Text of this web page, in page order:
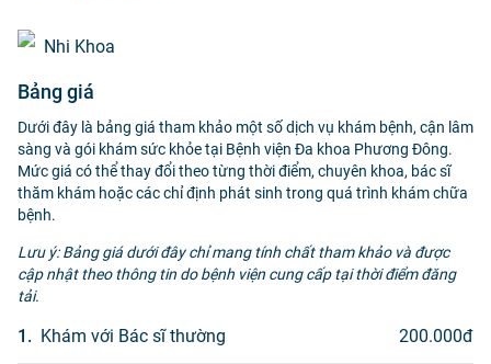
Nhi Khoa
Bảng giá
Dưới đây là bảng giá tham khảo một số dịch vụ khám bệnh, cận lâm
sàng và gói khám sức khỏe tại Bệnh viện Đa khoa Phương Đông.
Mức giá có thể thay đổi theo từng thời điểm, chuyên khoa, bác sĩ
thăm khám hoặc các chỉ định phát sinh trong quá trình khám chữa
bệnh.
Lưu ý: Bảng giá dưới đây chỉ mang tính chất tham khảo và được
cập nhật theo thông tin do bệnh viện cung cấp tại thời điểm đăng
tải.
1 . Khám với Bác sĩ thường 200.000đ